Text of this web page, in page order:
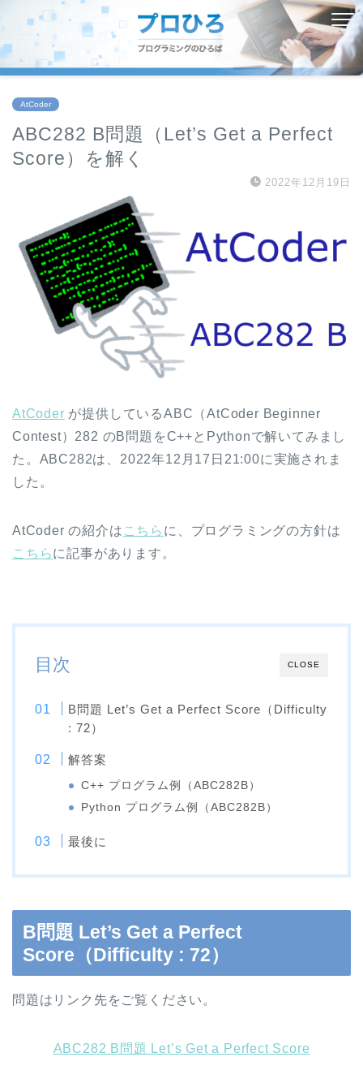
AtCoder
ABC282 B問題（Let’s Get a Perfect
Score）を解く
2022年12月19日
AtCoder が提供しているABC（AtCoder Beginner
Contest）282 のB問題をC++とPythonで解いてみまし
た。ABC282は、2022年12月17日21:00に実施されま
した。
AtCoder の紹介は こちら に、プログラミングの方針は
こちらに記事があります。
CLOSE
目次
B問題 Let’s Get a Perfect Score（Difficulty
: 72）
解答案
C++ プログラム例（ABC282B）
Python プログラム例（ABC282B）
最後に
B問題 Let’s Get a Perfect
Score（Difficulty : 72）
問題はリンク先をご覧ください。
ABC282 B問題 Let’s Get a Perfect Score